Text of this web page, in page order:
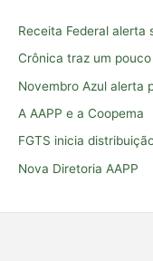
a
r
p
o
:
Receita Federal alerta
Crônica traz um
Novembro Azul alerta
A AAPP e a Coopema
FGTS inicia
Nova Diretoria AAPP